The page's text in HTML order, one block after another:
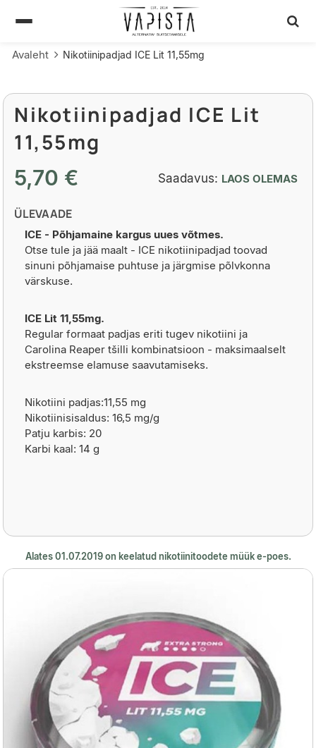
Avaleht Nikotiinipadjad ICE Lit 11,55mg
Nikotiinipadjad ICE Lit
11,55mg
5,70 € Saadavus: LAOS OLEMAS
ÜLEVAADE
ICE - Põhjamaine kargus uues võtmes.
Otse tule ja jää maalt - ICE nikotiinipadjad toovad
sinuni põhjamaise puhtuse ja järgmise põlvkonna
värskuse.
ICE Lit 11,55mg.
Regular formaat padjas eriti tugev nikotiini ja
Carolina Reaper tšilli kombinatsioon - maksimaalselt
ekstreemse elamuse saavutamiseks.
Nikotiini padjas:11,55 mg
Nikotiinisisaldus: 16,5 mg/g
Patju karbis: 20
Karbi kaal: 14 g
Alates 01.07.2019 on keelatud nikotiinitoodete müük e-poes.